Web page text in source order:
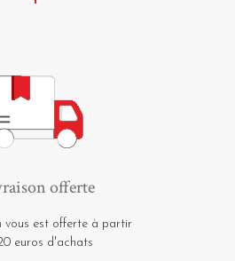
offerte
vous est offerte à partir
euros d'achats